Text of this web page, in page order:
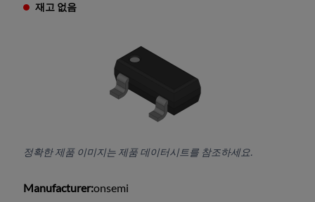
재고 없음
정확한 제품 이미지는 제품 데이터시트를 참조하세요.
Manufacturer:onsemi